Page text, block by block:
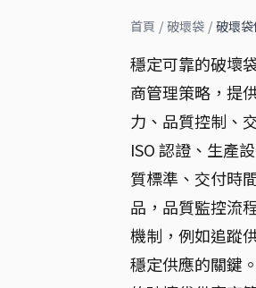
首頁 / 破壞袋 / 破壞
穩定可靠的破壞
商管理策略，提
力、品質控制、
ISO 認證、生產
質標準、交付時
品，品質監控流
機制，例如追蹤
穩定供應的關鍵